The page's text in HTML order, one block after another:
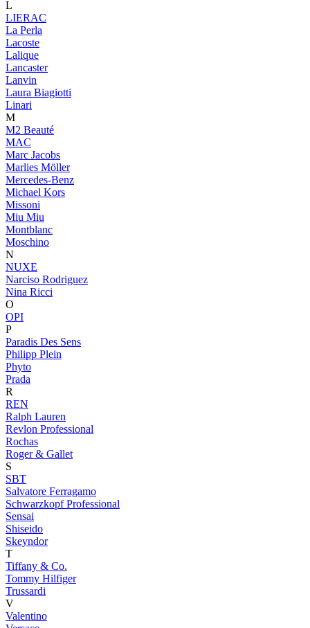
L
LIERAC
La Perla
Lacoste
Lalique
Lancaster
Lanvin
Laura Biagiotti
Linari
M
M2 Beauté
MAC
Marc Jacobs
Marlies Möller
Mercedes-Benz
Michael Kors
Missoni
Miu Miu
Montblanc
Moschino
N
NUXE
Narciso Rodriguez
Nina Ricci
O
OPI
P
Paradis Des Sens
Philipp Plein
Phyto
Prada
R
REN
Ralph Lauren
Revlon Professional
Rochas
Roger & Gallet
S
SBT
Salvatore Ferragamo
Schwarzkopf Professional
Sensai
Shiseido
Skeyndor
T
Tiffany & Co.
Tommy Hilfiger
Trussardi
V
Valentino